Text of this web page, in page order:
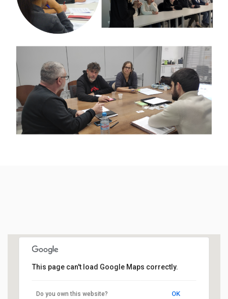
This page can't load Google Maps correctly.
Do you own this website? OK